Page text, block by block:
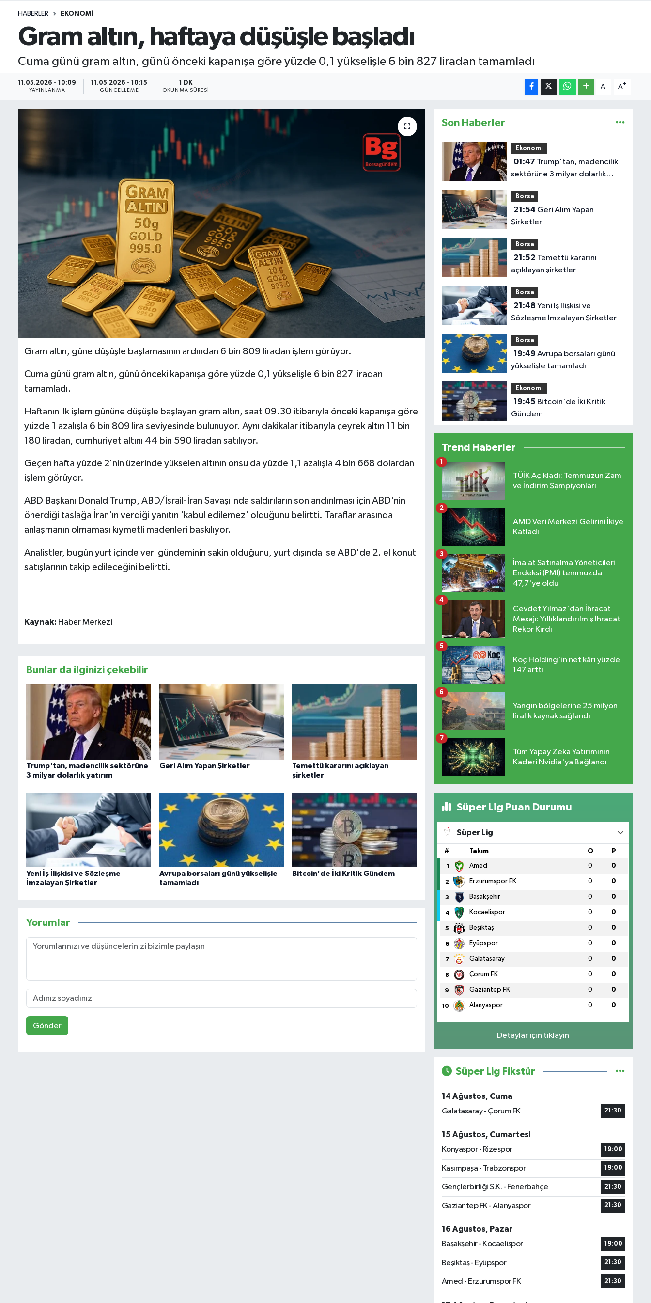
HABERLER EKONOMI
Gram altın, haftaya düşüşle başladı
Cuma günü gram altın, günü önceki kapanışa göre yüzde 0,1 yükselişle 6 bin 827 liradan tamamladı
11.05.2026 - 10:09
YAYINLANMA
11.05.2026 - 10:15
GÜNCELLEME
1 DK
OKUNMA SÜRESI
A- A+
Gram altın, güne düşüşle başlamasının ardından 6 bin 809 liradan işlem görüyor.
Cuma günü gram altın, günü önceki kapanışa göre yüzde 0,1 yükselişle 6 bin 827 liradan
tamamladı.
Haftanın ilk işlem gününe düşüşle başlayan gram altın, saat 09.30 itibarıyla önceki kapanışa göre
yüzde 1 azalışla 6 bin 809 lira seviyesinde bulunuyor. Aynı dakikalar itibarıyla çeyrek altın 11 bin
180 liradan, cumhuriyet altını 44 bin 590 liradan satılıyor.
Geçen hafta yüzde 2'nin üzerinde yükselen altının onsu da yüzde 1,1 azalışla 4 bin 668 dolardan
işlem görüyor.
ABD Başkanı Donald Trump, ABD/İsrail-İran Savaşı'nda saldırıların sonlandırılması için ABD'nin
önerdiği taslağa İran'ın verdiği yanıtın 'kabul edilemez' olduğunu belirtti. Taraflar arasında
anlaşmanın olmaması kıymetli madenleri baskılıyor.
Analistler, bugün yurt içinde veri gündeminin sakin olduğunu, yurt dışında ise ABD'de 2. el konut
satışlarının takip edileceğini belirtti.
Kaynak: Haber Merkezi
Bunlar da ilginizi çekebilir
Trump'tan, madencilik sektörüne
3 milyar dolarlık yatırım
Geri Alım Yapan Şirketler
Temettü kararını açıklayan
şirketler
Yeni İş İlişkisi ve Sözleşme
İmzalayan Şirketler
Avrupa borsaları günü yükselişle
tamamladı
Bitcoin'de İki Kritik Gündem
Yorumlar
Gönder
Son Haberler
Ekonomi
01:47
sektörüne 3 milyar dolarlık
yatırım
Borsa
21:54
Şirketler
Borsa
21:52
açıklayan şirketler
Borsa
21:48
Sözleşme İmzalayan Şirketler
Borsa
19:49
yükselişle tamamladı
Ekonomi
19:45
Gündem
Trend Haberler
TÜİK Açıkladı: Temmuzun Zam
ve İndirim Şampiyonları
1
AMD Veri Merkezi Gelirini İkiye
Katladı
2
İmalat Satınalma Yöneticileri
Endeksi (PMI) temmuzda
47,7'ye oldu
3
Cevdet Yılmaz'dan İhracat
Mesajı: Yıllıklandırılmış İhracat
Rekor Kırdı
4
Koç Holding'in net kârı yüzde
147 arttı
5
Yangın bölgelerine 25 milyon
liralık kaynak sağlandı
6
Tüm Yapay Zeka Yatırımının
Kaderi Nvidia'ya Bağlandı
7
Süper Lig Puan Durumu
Süper Lig
# Takım O P
1 Amed 0 0
2 Erzurumspor FK 0 0
3 Başakşehir 0 0
4 Kocaelispor 0 0
5 Beşiktaş 0 0
6 Eyüpspor 0 0
7 Galatasaray 0 0
8 Çorum FK 0 0
9 Gaziantep FK 0 0
10 Alanyaspor 0 0
Detaylar için tıklayın
Süper Lig Fikstür
14 Ağustos, Cuma
Galatasaray - Çorum FK
21:30
15 Ağustos, Cumartesi
Konyaspor - Rizespor
19:00
Kasımpaşa - Trabzonspor 19:00
Gençlerbirliği S.K. - Fenerbahçe 21:30
Gaziantep FK - Alanyaspor 21:30
16 Ağustos, Pazar
Başakşehir - Kocaelispor
19:00
Beşiktaş - Eyüpspor 21:30
Amed - Erzurumspor FK 21:30
İletişim
Künye
Yasal Uyarı